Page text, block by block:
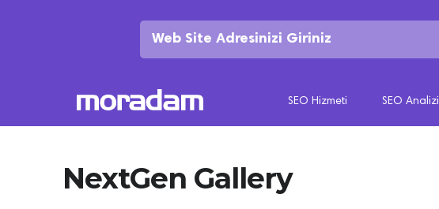
SEO Hizmeti SEO Analizi
NextGen Gallery